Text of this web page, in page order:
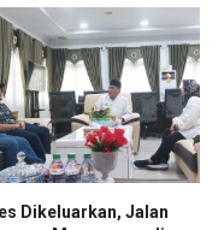
Dikeluarkan, Jalan